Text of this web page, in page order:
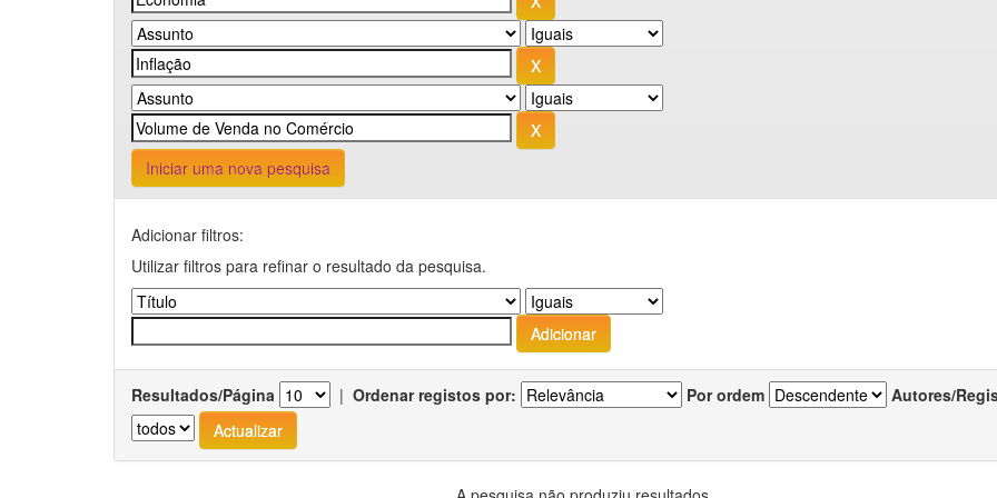
Iniciar uma nova pesquisa
Adicionar filtros:
Utilizar filtros para refinar o resultado da pesquisa.
Resultados/Página | Ordenar registos por: Por ordem Autores/